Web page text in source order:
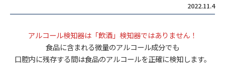
2022.11.4
アルコール検知器は「飲酒」検知器ではありません！
食品に含まれる微量のアルコール成分でも
口腔内に残存する間は食品のアルコールを正確に検知します。